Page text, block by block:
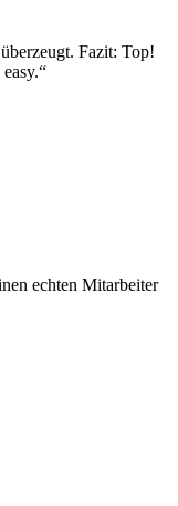
Fazit: Top!
echten Mitarbeiter